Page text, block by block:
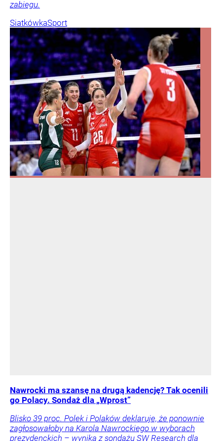
zabiegu.
SiatkówkaSport
Nawrocki ma szansę na drugą kadencję? Tak ocenili
go Polacy. Sondaż dla „Wprost”
Blisko 39 proc. Polek i Polaków deklaruje, że ponownie
zagłosowałoby na Karola Nawrockiego w wyborach
prezydenckich – wynika z sondażu SW Research dla